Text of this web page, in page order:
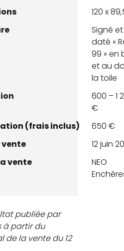
120 x
Signé et
daté «
99 » en
et au
la toile
600 – 1
€
(frais inclus)
650 €
vente
12 juin
vente
NEO
publiée par
à partir du
de la vente du 12